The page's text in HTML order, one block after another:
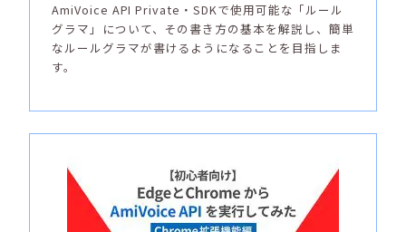
AmiVoice API Private・SDKで使用可能な「ルール
グラマ」について、その書き方の基本を解説し、簡単
なルールグラマが書けるようになることを目指しま
す。